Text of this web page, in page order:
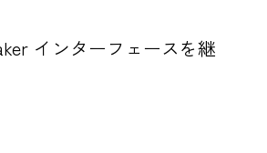
インターフェースを継